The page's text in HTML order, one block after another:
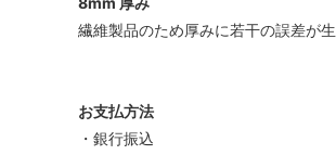
繊維製品のため厚みに若干の誤差が
お支払方法
・銀行振込